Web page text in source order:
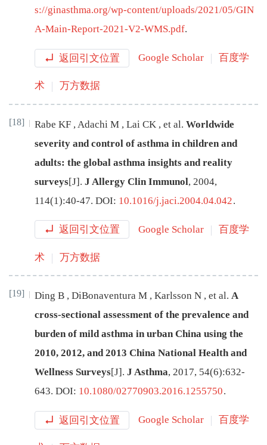
s://ginasthma.org/wp-content/uploads/2021/05/GIN
A-Main-Report-2021-V2-WMS.pdf.
返回引文位置 Google Scholar 百度学
术 万方数据
[18] Rabe KF , Adachi M , Lai CK , et al. Worldwide
severity and control of asthma in children and
adults: the global asthma insights and reality
surveys[J]. J Allergy Clin Immunol, 2004,
114(1):40-47. DOI: 10.1016/j.jaci.2004.04.042.
返回引文位置 Google Scholar 百度学
术 万方数据
[19] Ding B , DiBonaventura M , Karlsson N , et al. A
cross-sectional assessment of the prevalence and
burden of mild asthma in urban China using the
2010, 2012, and 2013 China National Health and
Wellness Surveys[J] . J Asthma, 2017, 54(6):632-
643. DOI: 10.1080/02770903.2016.1255750.
返回引文位置 Google Scholar 百度学